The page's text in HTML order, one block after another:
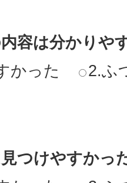
容は分かりや
かった
2.ふ
つけやすかっ